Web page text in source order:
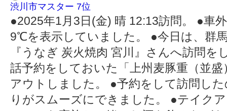
渋川市マスター 7位
●2025年1月3日(金) 晴 12:13訪問。 ●車
9℃を表示していました。 ●今日は、群
『うなぎ 炭火焼肉 宮川』さんへ訪問
話予約をしておいた「上州麦豚重（並
アウトしました。 ●予約をして訪問し
りがスムーズにできました。 ●テイク